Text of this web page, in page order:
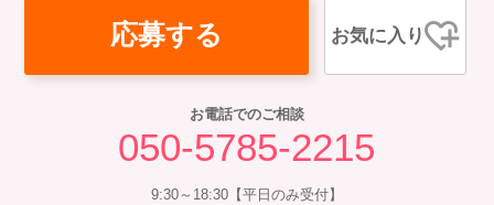
応募する お気に入り
お電話でのご相談
050-5785-2215
9:30～18:30【平日のみ受付】